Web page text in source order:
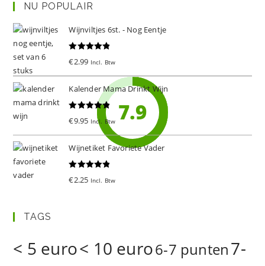
8.6
8.5
8.3
8.1
7.9
NU POPULAIR
Wijnviltjes 6st. - Nog Eentje
€2.99 Incl. Btw
Kalender Mama Drinkt Wijn
Gewaardeer
uit 5
€9.95 Incl. Btw
Wijnetiket Favoriete Vader
€2.25 Incl. Btw
TAGS
< 5 euro< 10 euro6-7 punten7-